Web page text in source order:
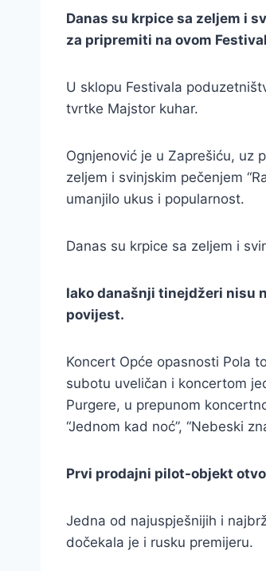
Danas su krpice sa zeljem i
za pripremiti na ovom
U sklopu Festivala
tvrtke Majstor kuhar.
Ognjenović je u Zaprešiću, uz
zeljem i svinjskim pečenjem
umanjilo ukus i popularnost.
Danas su krpice sa zeljem i
Iako današnji tinejdžeri nisu
povijest.
Koncert Opće opasnosti Pola
subotu uveličan i koncertom
Purgere, u prepunom
“Jednom kad noć”, “Nebeski
Prvi prodajni pilot-objekt
Jedna od najuspješnijih i
dočekala je i rusku premijeru.